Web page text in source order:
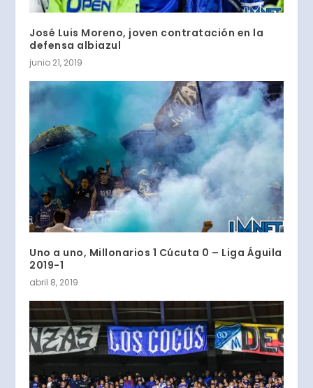
José Luis Moreno, joven contratación en la
defensa albiazul
junio 21, 2019
Uno a uno, Millonarios 1 Cúcuta 0 – Liga Águila
2019-1
abril 8, 2019